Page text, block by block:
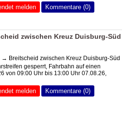
melden Kommentare (0)
zwischen Kreuz Duisburg-Süd
Breitscheid zwischen Kreuz Duisburg-Süd
gesperrt, Fahrbahn auf einen
von 09:00 Uhr bis 13:00 Uhr 07.08.26,
melden Kommentare (0)